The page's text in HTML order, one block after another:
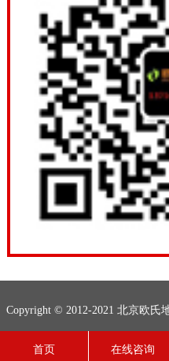
Copyright © 2012-2021 北京欧氏
首页
在线咨询